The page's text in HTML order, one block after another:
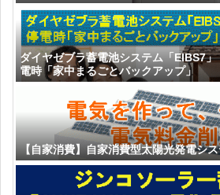
ダイヤゼブラ蓄電池システム「
電時「家中まるごとバックアップ」
【自家消費】自家消費型太陽光発電シ